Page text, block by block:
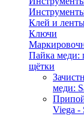
Клей и
Ключи
Пайка меди:
щётки
меди:
Viega -